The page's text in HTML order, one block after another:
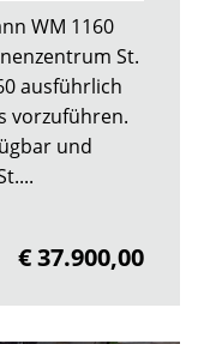
WM 1160
St.
ausführlich
vorzuführen.
und
€ 37.900,00